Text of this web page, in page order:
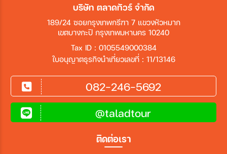
เฉพาะเดือน
เฉพาะเทศกาล
บริษัท ตลาดทัวร์ จำกัด
189/24 ซอยกรุงเทพกรีฑา 7 แขวงหัวหมาก
เขตบางกะปิ กรุงเทพมหานคร 10240
Tax ID : 0105549000384
ใบอนุญาตธุรกิจนำเที่ยวเลขที่ : 11/13146
082-246-5692
@taladtour
ติดต่อเรา